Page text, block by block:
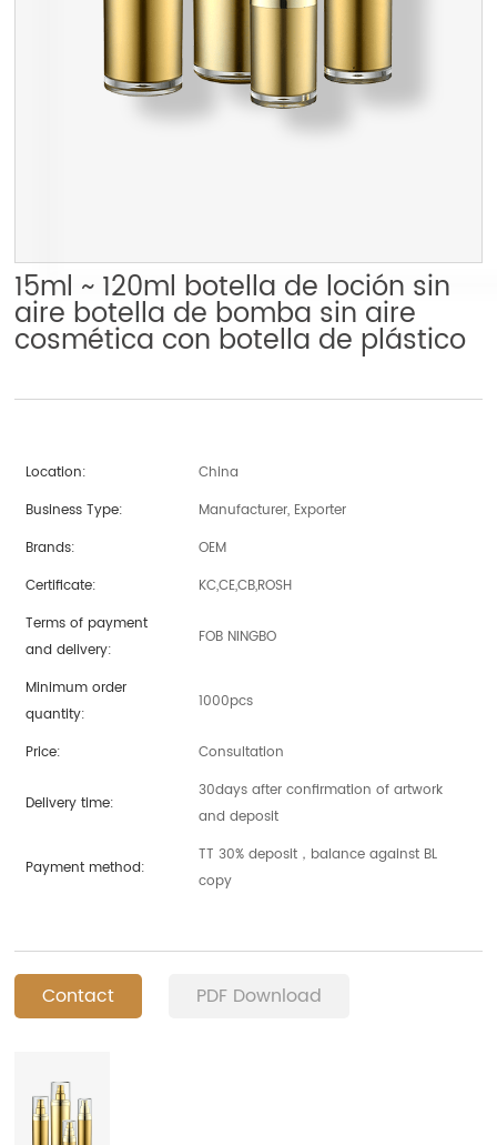
15ml ~ 120ml botella de loción sin
aire botella de bomba sin aire
cosmética con botella de plástico
Location:
China
Business Type:
Manufacturer, Exporter
Brands:
OEM
Certificate:
KC,CE,CB,ROSH
Terms of payment
and delivery:
FOB NINGBO
Minimum order
quantity:
1000pcs
Price: Consultation
Delivery time:
30days after confirmation of artwork
and deposit
Payment method:
TT 30% deposit，balance against BL
copy
Contact PDF Download